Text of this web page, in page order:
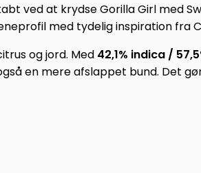
ved at krydse Gorilla Girl med
med tydelig inspiration fra
og jord. Med 42,1% indica /
en mere afslappet bund. Det